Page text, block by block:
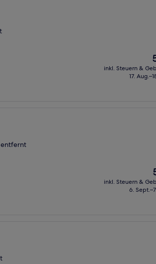
inkl. Steuern &
17.
entfernt
inkl. Steuern &
6.